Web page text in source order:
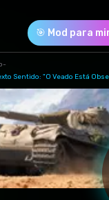
🎯 Mod para
-
Sentido: "O Veado Está
Mb)